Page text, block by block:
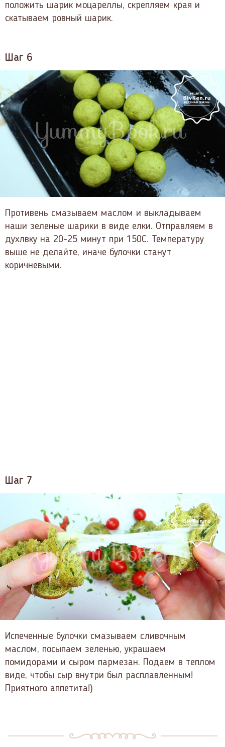
положить шарик моцареллы, скрепляем края и
скатываем ровный шарик.
Шаг 6
Противень смазываем маслом и выкладываем
наши зеленые шарики в виде елки. Отправляем в
духлвку на 20-25 минут при 150С. Температуру
выше не делайте, иначе булочки станут
коричневыми.
Шаг 7
Испеченные булочки смазываем сливочным
маслом, посыпаем зеленью, украшаем
помидорами и сыром пармезан. Подаем в теплом
виде, чтобы сыр внутри был расплавленным!
Приятного аппетита!)